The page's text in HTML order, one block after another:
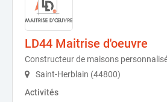
LD44 Maitrise d'oeuvre
Constructeur de maisons
Saint-Herblain (44800)
Activités